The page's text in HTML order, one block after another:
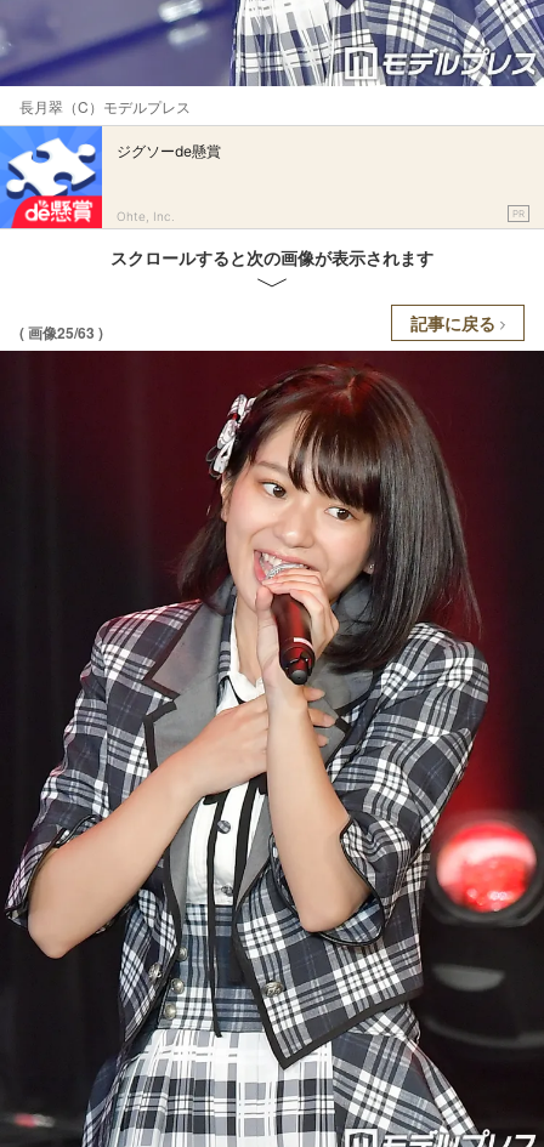
長月翠（C）モデルプレス
ジグソーde懸賞
Ohte, Inc. PR
スクロールすると次の画像が表示されます
( 画像25/63 ) 記事に戻る